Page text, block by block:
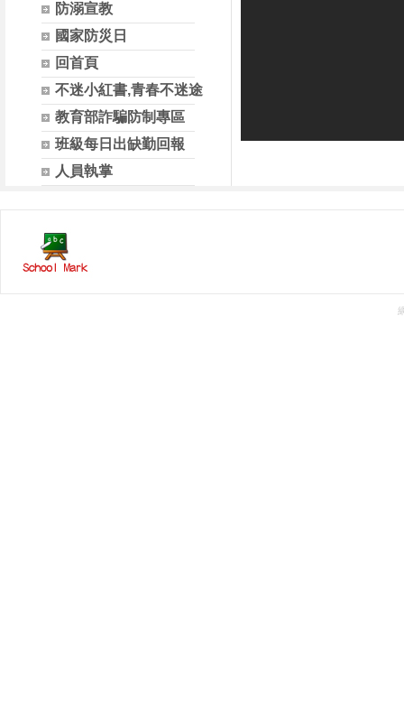
防溺宣教
國家防災日
回首頁
不迷小紅書,青春不迷途
教育部詐騙防制專區
班級每日出缺勤回報
人員執掌